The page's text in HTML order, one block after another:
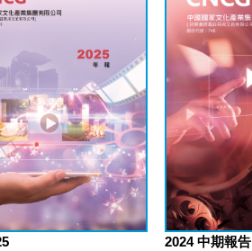
2024 中期報告